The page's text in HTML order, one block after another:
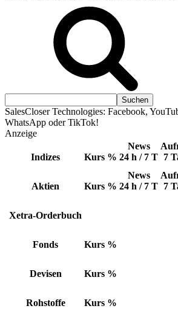
SalesCloser Technologies: Facebook,
WhatsApp oder TikTok!
Anzeige
Indizes Kurs %
News
24 h / 7 T 7
Aktien Kurs %
News
24 h / 7 T 7
Xetra-Orderbuch
Fonds Kurs %
Devisen Kurs %
Rohstoffe Kurs %